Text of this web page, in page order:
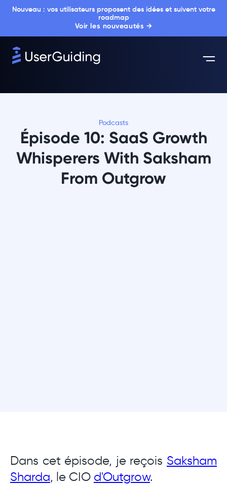
Nouveau : vos utilisateurs proposent des idées et suivent votre
roadmap
Voir les nouveautés →
Podcasts
Épisode 10: SaaS Growth
Whisperers With Saksham
From Outgrow
Dans cet épisode, je reçois Saksham
Sharda, le CIO d'Outgrow.